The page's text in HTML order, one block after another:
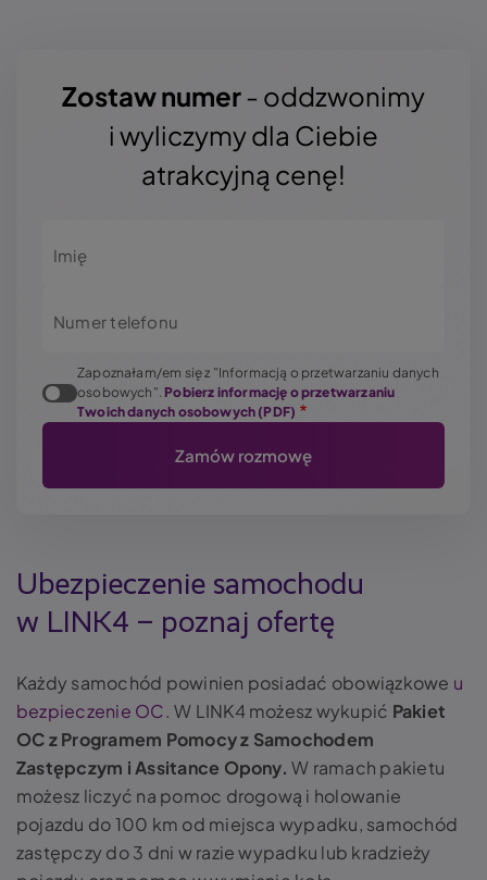
Zostaw numer- oddzwonimy
i wyliczymy dla Ciebie
atrakcyjną cenę!
Imię
Numer telefonu
Zapoznałam/em się z "Informacją o przetwarzaniu danych
osobowych". Pobierz informację o przetwarzaniu
Twoich danych osobowych (PDF)
Ubezpieczenie samochodu
w LINK4 – poznaj ofertę
Każdy samochód powinien posiadać obowiązkowe u
bezpieczenie OC. W LINK4 możesz wykupić Pakiet
OC z Programem Pomocy z Samochodem
Zastępczym i Assitance Opony.W ramach pakietu
możesz liczyć na pomoc drogową i holowanie
pojazdu do 100 km od miejsca wypadku, samochód
zastępczy do 3 dni w razie wypadku lub kradzieży